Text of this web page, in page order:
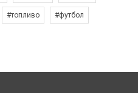
#топливо #футбол